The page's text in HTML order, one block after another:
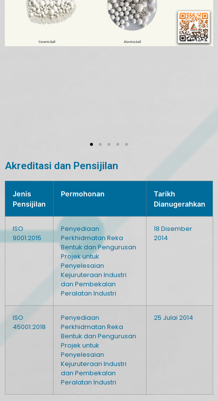
Akreditasi dan Pensijilan
Jenis
Pensijilan
Permohonan
Tarikh
Dianugerahkan
ISO
9001:2015
Penyediaan
Perkhidmatan Reka
Bentuk dan Pengurusan
Projek untuk
Penyelesaian
Kejuruteraan Industri
dan Pembekalan
Peralatan Industri
18 Disember
2014
ISO
45001:2018
Penyediaan
Perkhidmatan Reka
Bentuk dan Pengurusan
Projek untuk
Penyelesaian
Kejuruteraan Industri
dan Pembekalan
Peralatan Industri
25 Julai 2014